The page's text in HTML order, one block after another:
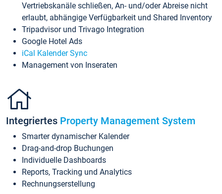
Vertriebskanäle schließen, An- und/oder Abreise nicht
erlaubt, abhängige Verfügbarkeit und Shared Inventory
Tripadvisor und Trivago Integration
Google Hotel Ads
iCal Kalender Sync
Management von Inseraten
Integriertes Property Management System
Smarter dynamischer Kalender
Drag-and-drop Buchungen
Individuelle Dashboards
Reports, Tracking und Analytics
Rechnungserstellung